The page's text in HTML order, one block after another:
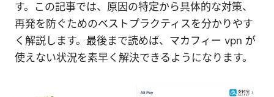
す。この記事では、原因の特定から具体的な対策、
再発を防ぐためのベストプラクティスを分かりやす
く解説します。最後まで読めば、マカフィー vpn が
使えない状況を素早く解決できるようになります。